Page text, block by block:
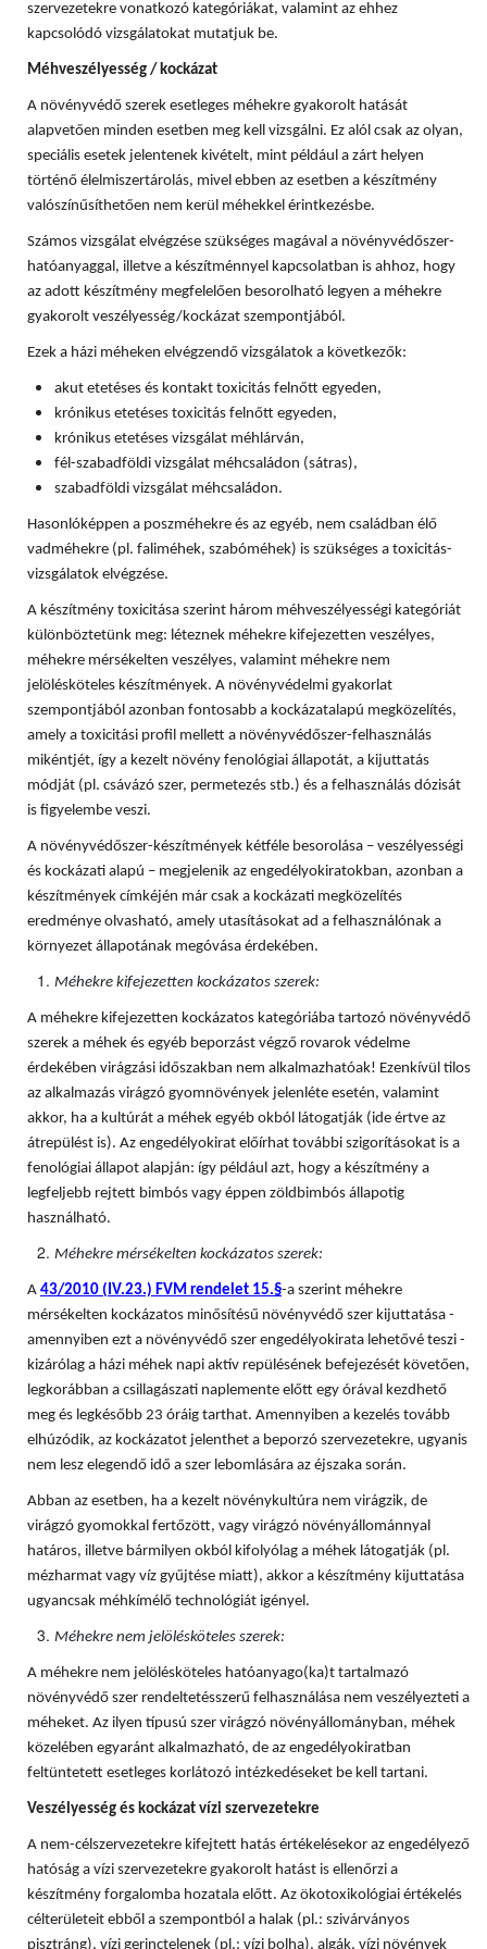
szervezetekre vonatkozó kategóriákat, valamint az ehhez
kapcsolódó vizsgálatokat mutatjuk be.
Méhveszélyesség / kockázat
A növényvédő szerek esetleges méhekre gyakorolt hatását
alapvetően minden esetben meg kell vizsgálni. Ez alól csak az olyan,
speciális esetek jelentenek kivételt, mint például a zárt helyen
történő élelmiszertárolás, mivel ebben az esetben a készítmény
valószínűsíthetően nem kerül méhekkel érintkezésbe.
Számos vizsgálat elvégzése szükséges magával a növényvédőszer-
hatóanyaggal, illetve a készítménnyel kapcsolatban is ahhoz, hogy
az adott készítmény megfelelően besorolható legyen a méhekre
gyakorolt veszélyesség/kockázat szempontjából.
Ezek a házi méheken elvégzendő vizsgálatok a következők:
akut etetéses és kontakt toxicitás felnőtt egyeden,
krónikus etetéses toxicitás felnőtt egyeden,
krónikus etetéses vizsgálat méhlárván,
fél-szabadföldi vizsgálat méhcsaládon (sátras),
szabadföldi vizsgálat méhcsaládon.
Hasonlóképpen a poszméhekre és az egyéb, nem családban élő
vadméhekre (pl. faliméhek, szabóméhek) is szükséges a toxicitás-
vizsgálatok elvégzése.
A készítmény toxicitása szerint három méhveszélyességi kategóriát
különböztetünk meg: léteznek méhekre kifejezetten veszélyes,
méhekre mérsékelten veszélyes, valamint méhekre nem
jelölésköteles készítmények. A növényvédelmi gyakorlat
szempontjából azonban fontosabb a kockázatalapú megközelítés,
amely a toxicitási profil mellett a növényvédőszer-felhasználás
mikéntjét, így a kezelt növény fenológiai állapotát, a kijuttatás
módját (pl. csávázó szer, permetezés stb.) és a felhasználás dózisát
is figyelembe veszi.
A növényvédőszer-készítmények kétféle besorolása – veszélyességi
és kockázati alapú – megjelenik az engedélyokiratokban, azonban a
készítmények címkéjén már csak a kockázati megközelítés
eredménye olvasható, amely utasításokat ad a felhasználónak a
környezet állapotának megóvása érdekében.
Méhekre kifejezetten kockázatos szerek:
A méhekre kifejezetten kockázatos kategóriába tartozó növényvédő
szerek a méhek és egyéb beporzást végző rovarok védelme
érdekében virágzási időszakban nem alkalmazhatóak! Ezenkívül tilos
az alkalmazás virágzó gyomnövények jelenléte esetén, valamint
akkor, ha a kultúrát a méhek egyéb okból látogatják (ide értve az
átrepülést is). Az engedélyokirat előírhat további szigorításokat is a
fenológiai állapot alapján: így például azt, hogy a készítmény a
legfeljebb rejtett bimbós vagy éppen zöldbimbós állapotig
használható.
Méhekre mérsékelten kockázatos szerek:
A 43/2010 (IV.23.) FVM rendelet 15.§-a szerint méhekre
mérsékelten kockázatos minősítésű növényvédő szer kijuttatása -
amennyiben ezt a növényvédő szer engedélyokirata lehetővé teszi -
kizárólag a házi méhek napi aktív repülésének befejezését követően,
legkorábban a csillagászati naplemente előtt egy órával kezdhető
meg és legkésőbb 23 óráig tarthat. Amennyiben a kezelés tovább
elhúzódik, az kockázatot jelenthet a beporzó szervezetekre, ugyanis
nem lesz elegendő idő a szer lebomlására az éjszaka során.
Abban az esetben, ha a kezelt növénykultúra nem virágzik, de
virágzó gyomokkal fertőzött, vagy virágzó növényállománnyal
határos, illetve bármilyen okból kifolyólag a méhek látogatják (pl.
mézharmat vagy víz gyűjtése miatt), akkor a készítmény kijuttatása
ugyancsak méhkímélő technológiát igényel.
Méhekre nem jelölésköteles szerek:
A méhekre nem jelölésköteles hatóanyago(ka)t tartalmazó
növényvédő szer rendeltetésszerű felhasználása nem veszélyezteti a
méheket. Az ilyen típusú szer virágzó növényállományban, méhek
közelében egyaránt alkalmazható, de az engedélyokiratban
feltüntetett esetleges korlátozó intézkedéseket be kell tartani.
Veszélyesség és kockázat vízi szervezetekre
A nem-célszervezetekre kifejtett hatás értékelésekor az engedélyező
hatóság a vízi szervezetekre gyakorolt hatást is ellenőrzi a
készítmény forgalomba hozatala előtt. Az ökotoxikológiai értékelés
célterületeit ebből a szempontból a halak (pl.: szivárványos
pisztráng), vízi gerinctelenek (pl.: vízi bolha), algák, vízi növények